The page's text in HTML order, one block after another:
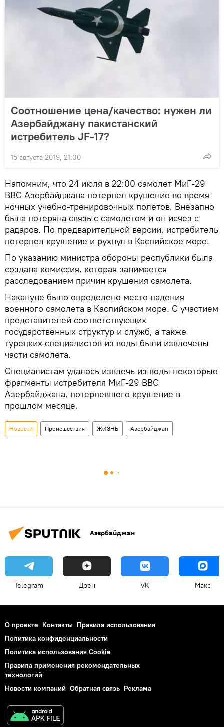
Соотношение цена/качество: нужен ли
Азербайджану пакистанский
истребитель JF-17?
15 августа 2019, 21:00
Напомним, что 24 июля в 22:00 самолет МиГ-29
ВВС Азербайджана потерпел крушение во время
ночных учебно-тренировочных полетов. Внезапно
была потеряна связь с самолетом и он исчез с
радаров. По предварительной версии, истребитель
потерпел крушение и рухнул в Каспийское море.
По указанию министра обороны республики была
создана комиссия, которая занимается
расследованием причин крушения самолета.
Накануне было определено место падения
военного самолета в Каспийском море. С участием
представителей соответствующих
государственных структур и служб, а также
турецких специалистов из воды были извлечены
части самолета.
Специалистам удалось извлечь из воды некоторые
фрагменты истребителя МиГ-29 ВВС
Азербайджана, потерпевшего крушение в
прошлом месяце.
Новости Происшествия ЖИЗНЬ Азербайджан
Азербайджан
Telegram Дзен VK Макс
О проекте Контакты Правила использования
Политика конфиденциальности
Политика использования Cookie
Правила применения рекомендательных
технологий
Новости компаний Обратная связь Реклама